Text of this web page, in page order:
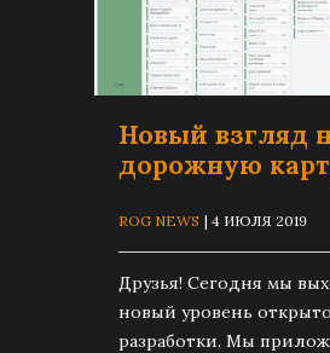
Новый взгляд
дорожную
ROG NEWS | 4 ИЮЛЯ 2019
Друзья! Сегодня мы
новый уровень
разработки. Мы